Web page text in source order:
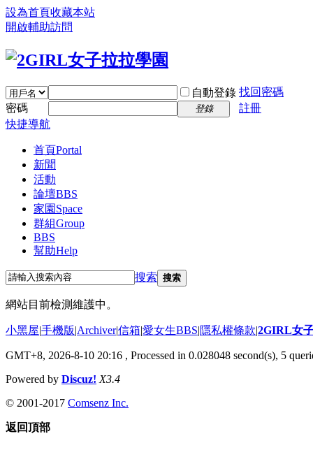
設為首頁收藏本站
開啟輔助訪問
自動登錄 找回密碼
密碼
登錄
註冊
快捷導航
首頁Portal
新聞
活動
論壇BBS
家園 Space
群組Group
BBS
幫助Help
搜索 搜索
網站目前檢測維護中。
小黑屋|手機版|Archiver|信箱|愛女生BBS|隱私權條款|2GIRL女
GMT+8, 2026-8-10 20:16 , Processed in 0.028048 second(s), 5
Powered by Discuz! X3.4
© 2001-2017 Comsenz Inc.
返回頂部